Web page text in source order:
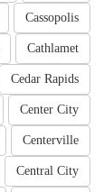
Cassopolis
Cathlamet
Cedar Rapids
Center City
Centerville
Central City